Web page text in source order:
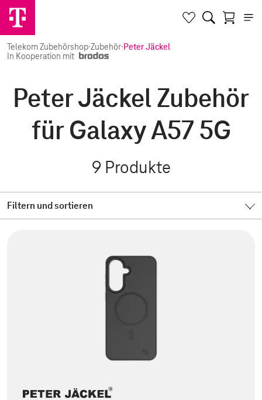
Telekom Zubehörshop·Zubehör·Peter Jäckel
In Kooperation mit
Peter Jäckel Zubehör
für Galaxy A57 5G
9 Produkte
Filtern und sortieren